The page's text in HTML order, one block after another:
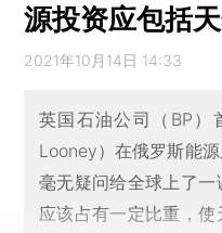
源投资应包括
2021年10月14日 14:33
英国石油公司（BP）
Looney）在俄罗斯能
毫无疑问给全球上了
应该占有一定比重，